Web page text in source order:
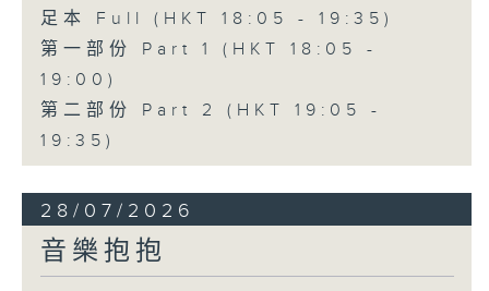
足本 Full (HKT 18:05 - 19:35)
第一部份 Part 1 (HKT 18:05 -
19:00)
第二部份 Part 2 (HKT 19:05 -
19:35)
28/07/2026
音樂抱抱